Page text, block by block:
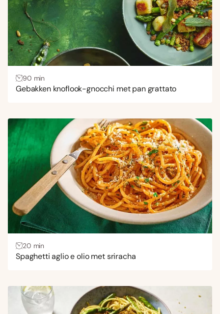
90 min
Gebakken knoflook-gnocchi met pan grattato
20 min
Spaghetti aglio e olio met sriracha